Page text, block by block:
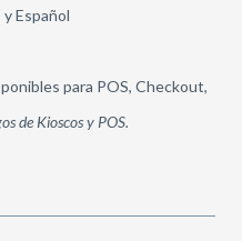
Español
para POS, Checkout,
de Kioscos y POS.